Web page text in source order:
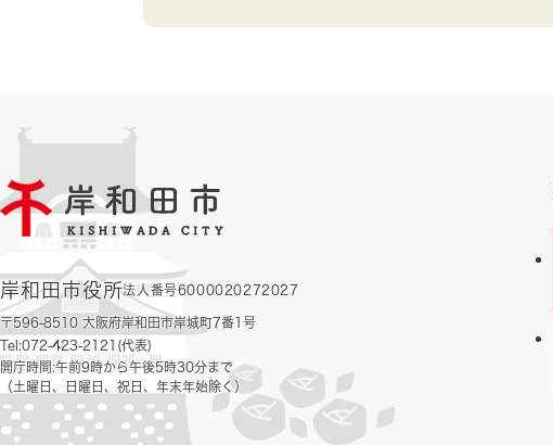
岸和田市役所法人番号6000020272027
〒596-8510 大阪府岸和田市岸城町7番1号
Tel:072-423-2121(代表)
開庁時間:午前9時から午後5時30分まで
（土曜日、日曜日、祝日、年末年始除く）